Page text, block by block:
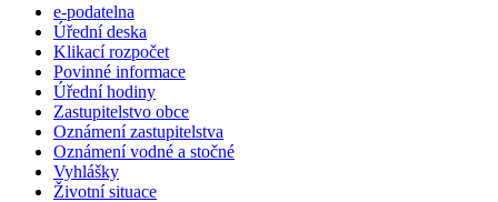
e-podatelna
Úřední deska
Klikací rozpočet
Povinné informace
Úřední hodiny
Zastupitelstvo obce
Oznámení zastupitelstva
Oznámení vodné a stočné
Vyhlášky
Životní situace